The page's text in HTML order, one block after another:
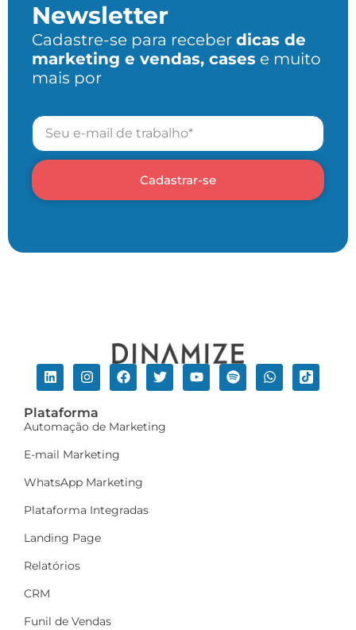
Newsletter
Cadastre-se para receber dicas de
marketing e vendas, cases e muito
mais por
Cadastrar-se
Plataforma
Automação de Marketing
E-mail Marketing
WhatsApp Marketing
Plataforma Integradas
Landing Page
Relatórios
CRM
Funil de Vendas